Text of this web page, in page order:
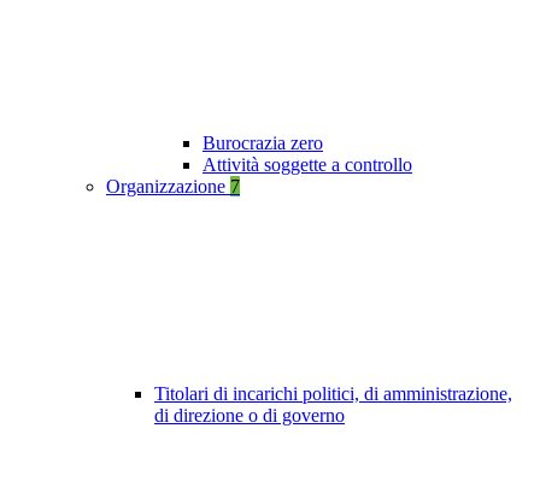
Burocrazia zero
Attività soggette a controllo
Organizzazione 7
Titolari di incarichi politici, di amministrazione,
di direzione o di governo